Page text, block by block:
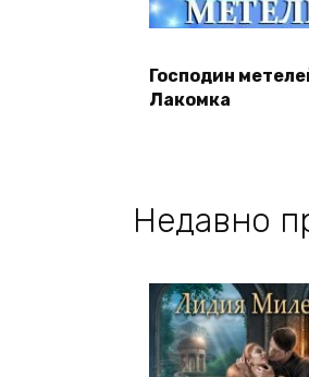
Господин
Лакомка
Недавно